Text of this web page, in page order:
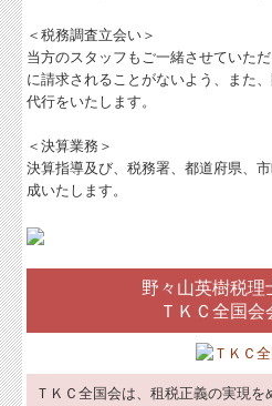
Q&A経営相談
税務カレンダー
個人情報保護方針
経営革新等支援機関とは
経営改善オンデマンド講座
＜税務調査立会い＞
当方のスタッフもご一緒させていた
に請求されることがないよう、また
代行をいたします。
＜決算業務＞
決算指導及び、税務署、都道府県、
成いたします。
野々山英樹税理
ＴＫＣ全国会
ＴＫＣ全国会は、租税正義の実現